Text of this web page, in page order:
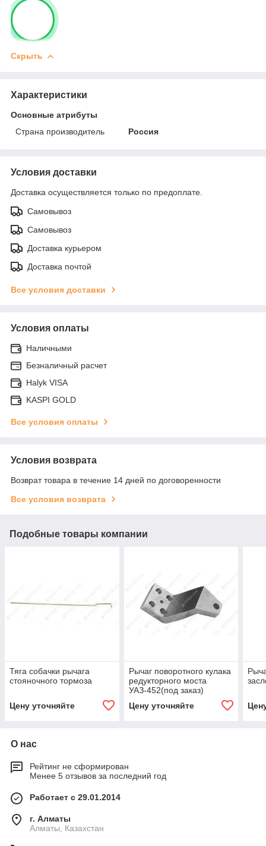
Скрыть
Характеристики
Основные атрибуты
Страна производитель
Россия
Условия доставки
Доставка осуществляется только по предоплате.
Самовывоз
Самовывоз
Доставка курьером
Доставка почтой
Все условия доставки
Условия оплаты
Наличными
Безналичный расчет
Halyk VISA
KASPI GOLD
Все условия оплаты
Условия возврата
Возврат товара в течение 14 дней по договоренности
Все условия возврата
Подобные товары компании
Тяга собачки рычага
стояночного тормоза
Цену уточняйте
Рычаг поворотного кулака
редукторного моста
УАЗ-452(под заказ)
Цену уточняйте
О нас
Рейтинг не сформирован
Менее 5 отзывов за последний год
Работает с 29.01.2014
г. Алматы
Алматы, Казахстан